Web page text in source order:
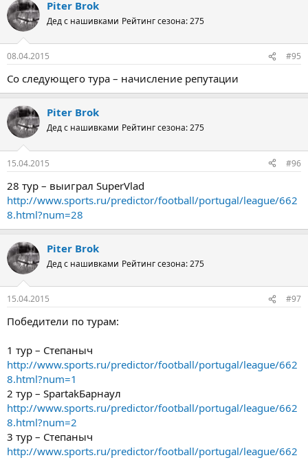
Piter Brok
Дед с нашивками Рейтинг сезона: 275
08.04.2015 #95
Со следующего тура – начисление репутации
Piter Brok
Дед с нашивками Рейтинг сезона: 275
15.04.2015 #96
28 тур – выиграл SuperVlad
http://www.sports.ru/predictor/football/portugal/league/662
8.html?num=28
Piter Brok
Дед с нашивками Рейтинг сезона: 275
15.04.2015 #97
Победители по турам:
1 тур – Степаныч
http://www.sports.ru/predictor/football/portugal/league/662
8.html?num=1
2 тур – SpartakБарнаул
http://www.sports.ru/predictor/football/portugal/league/662
8.html?num=2
3 тур – Степаныч
http://www.sports.ru/predictor/football/portugal/league/662